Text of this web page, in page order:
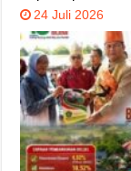
24 Juli 2026